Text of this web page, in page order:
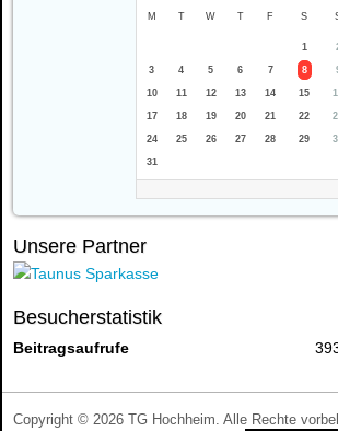
M T W T F S
1
3 4 5 6 7 8
10 11 12 13 14 15
17 18 19 20 21 22
24 25 26 27 28 29
31
Unsere Partner
Besucherstatistik
Beitragsaufrufe
Copyright © 2026 TG Hochheim. Alle Rechte